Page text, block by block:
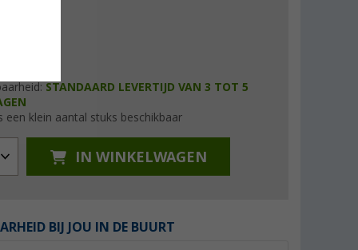
STANDAARD LEVERTIJD VAN 3 TOT 5
een klein aantal stuks beschikbaar
IN WINKELWAGEN
BIJ JOU IN DE BUURT